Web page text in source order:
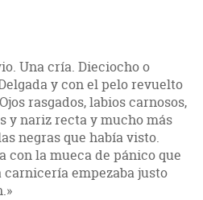
Una cría. Dieciocho o
y con el pelo revuelto
rasgados, labios carnosos,
y nariz recta y mucho más
negras que había visto.
con la mueca de pánico que
empezaba justo